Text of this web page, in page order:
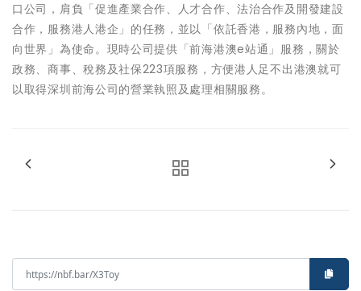
口公司，肩負「促進產業合作、人才合作、法治合作及開發建設
合作，服務港人港企」的任務，並以「依託香港，服務內地，面
向世界」為使命。現時公司提供「前海港澳e站通」服務，關於
政務、商事、稅務及社保223項服務，方便港人足不出港澳就可
以取得深圳前海公司的營業執照及處理相關服務。